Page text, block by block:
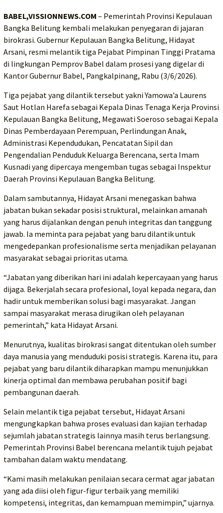
BABEL,VISSIONNEWS.COM – Pemerintah Provinsi Kepulauan
Bangka Belitung kembali melakukan penyegaran di jajaran
birokrasi. Gubernur Kepulauan Bangka Belitung, Hidayat
Arsani, resmi melantik tiga Pejabat Pimpinan Tinggi Pratama
di lingkungan Pemprov Babel dalam prosesi yang digelar di
Kantor Gubernur Babel, Pangkalpinang, Rabu (3/6/2026).
Tiga pejabat yang dilantik tersebut yakni Yamowa’a Laurens
Saut Hotlan Harefa sebagai Kepala Dinas Tenaga Kerja Provinsi
Kepulauan Bangka Belitung, Megawati Soeroso sebagai Kepala
Dinas Pemberdayaan Perempuan, Perlindungan Anak,
Administrasi Kependudukan, Pencatatan Sipil dan
Pengendalian Penduduk Keluarga Berencana, serta Imam
Kusnadi yang dipercaya mengemban tugas sebagai Inspektur
Daerah Provinsi Kepulauan Bangka Belitung.
Dalam sambutannya, Hidayat Arsani menegaskan bahwa
jabatan bukan sekadar posisi struktural, melainkan amanah
yang harus dijalankan dengan penuh integritas dan tanggung
jawab. Ia meminta para pejabat yang baru dilantik untuk
mengedepankan profesionalisme serta menjadikan pelayanan
masyarakat sebagai prioritas utama.
“Jabatan yang diberikan hari ini adalah kepercayaan yang harus
dijaga. Bekerjalah secara profesional, loyal kepada negara, dan
hadir untuk memberikan solusi bagi masyarakat. Jangan
sampai masyarakat merasa dirugikan oleh pelayanan
pemerintah,” kata Hidayat Arsani.
Menurutnya, kualitas birokrasi sangat ditentukan oleh sumber
daya manusia yang menduduki posisi strategis. Karena itu, para
pejabat yang baru dilantik diharapkan mampu menunjukkan
kinerja optimal dan membawa perubahan positif bagi
pembangunan daerah.
Selain melantik tiga pejabat tersebut, Hidayat Arsani
mengungkapkan bahwa proses evaluasi dan kajian terhadap
sejumlah jabatan strategis lainnya masih terus berlangsung.
Pemerintah Provinsi Babel berencana melantik tujuh pejabat
tambahan dalam waktu mendatang.
“Kami masih melakukan penilaian secara cermat agar jabatan
yang ada diisi oleh figur-figur terbaik yang memiliki
kompetensi, integritas, dan kemampuan memimpin,” ujarnya.